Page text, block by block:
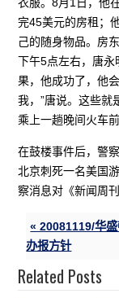
完45美元的房租；
己的随身物品。房
下午5点左右，唐永
果，他成功了，他
我，”唐说。这些就
乘上一趟晚间火车前
在鼓楼事件后，警
北京刺死一名美国
察消息对《新闻周
« 20081119/华
办报方针
Related Posts